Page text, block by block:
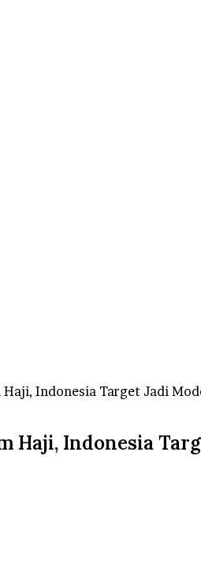
Indonesia Target Jadi
Haji, Indonesia